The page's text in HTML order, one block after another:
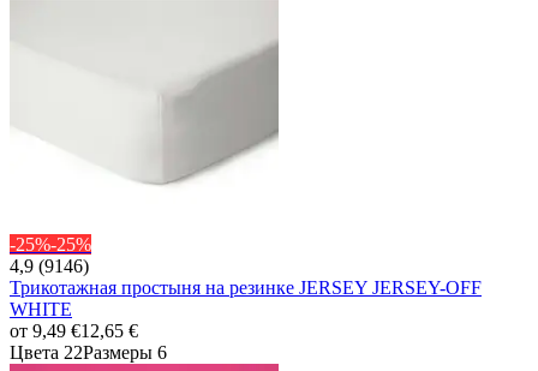
-25%-25%
4,9 (9146)
Трикотажная простыня на резинке JERSEY JERSEY-OFF
WHITE
от 9,49 €12,65 €
Цвета 22Размеры 6